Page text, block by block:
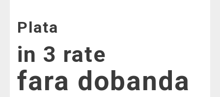
Plata
in 3 rate
fara dobanda